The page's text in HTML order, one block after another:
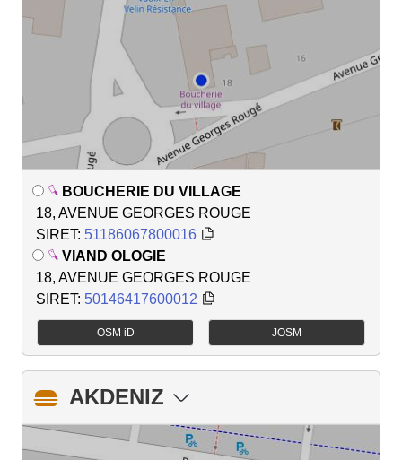
BOUCHERIE DU VILLAGE
18, AVENUE GEORGES ROUGE
SIRET: 51186067800016
VIAND OLOGIE
18, AVENUE GEORGES ROUGE
SIRET: 50146417600012
OSM iD JOSM
AKDENIZ